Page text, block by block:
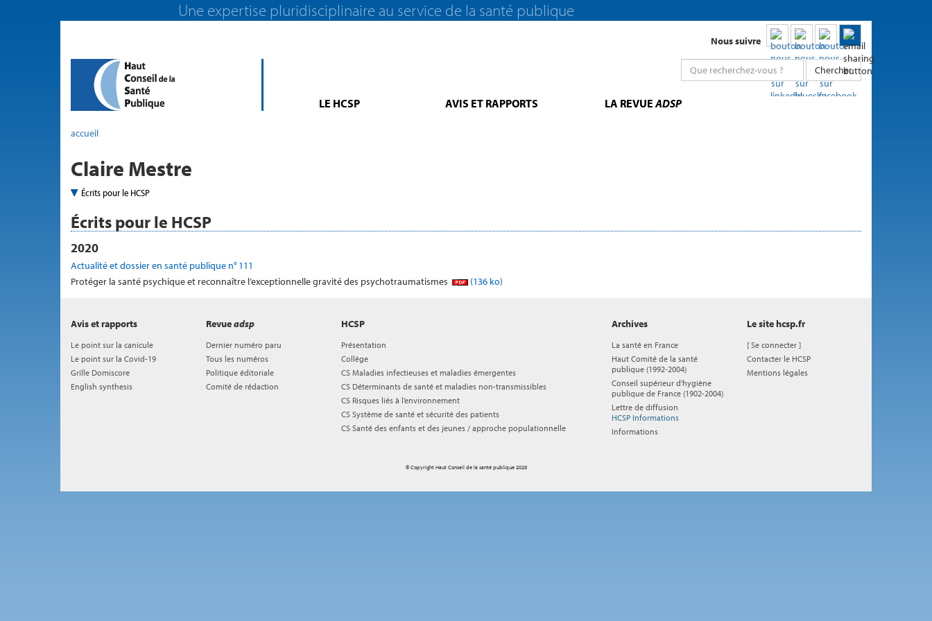
Une expertise pluridisciplinaire au service de la santé publique
Nous suivre
Chercher
LE HCSP AVIS ET RAPPORTS LA REVUEADSP
accueil
Claire Mestre
Écrits pour le HCSP
Écrits pour le HCSP
2020
Actualité et dossier en santé publique n° 111
Protéger la santé psychique et reconnaître l’exceptionnelle gravité des psychotraumatismes
(136 ko)
HCSP
Présentation
Collège
CS Maladies infectieuses et maladies émergentes
CS Déterminants de santé et maladies non-transmissibles
CS Risques liés à l’environnement
CS Système de santé et sécurité des patients
CS Santé des enfants et des jeunes / approche populationnelle
Avis et rapports
Le point sur la canicule
Le point sur la Covid-19
Grille Domiscore
English synthesis
Revueadsp
Dernier numéro paru
Tous les numéros
Politique éditoriale
Comité de rédaction
Archives
La santé en France
Haut Comité de la santé
publique (1992-2004)
Conseil supérieur d'hygiène
publique de France (1902-2004)
Lettre de diffusion
HCSP Informations
Informations
Le site hcsp.fr
[Se connecter ]
Contacter le HCSP
Mentions légales
© Copyright Haut Conseil de la santé publique 2026